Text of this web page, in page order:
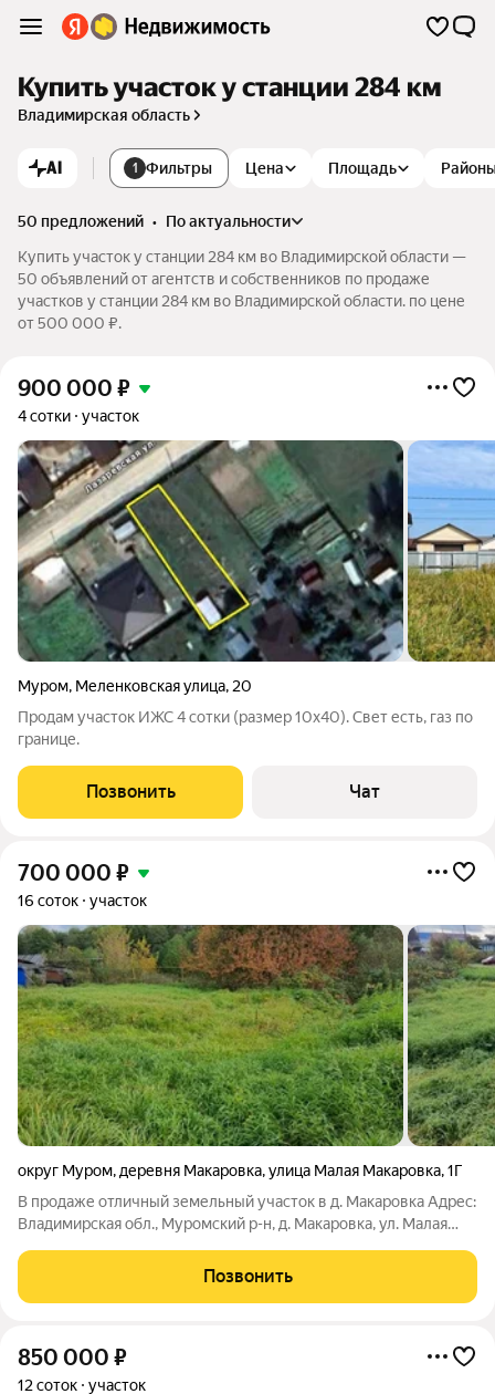
Купить участок у станции 284 км
Владимирская область
AI 1 Фильтры Цена Площадь
50 предложений •
по актуальности
Купить участок у станции 284 км во Владимирской области —
50 объявлений от агентств и собственников по продаже
участков у станции 284 км во Владимирской области. по цене
от 500 000 ₽.
900 000 ₽
4 сотки участок
Муром, Меленковская улица, 20
Продам участок ИЖС 4 сотки (размер 10х40). Свет есть, газ по
границе.
Позвонить Чат
700 000 ₽
16 соток участок
округ Муром, деревня Макаровка,улица Малая Макаровка,1Г
В продаже отличный земельный участок в д. Макаровка Адрес:
Владимирская обл., Муромский р-н, д. Макаровка, ул. Малая
Электричество рядом
Позвонить
850 000 ₽
12 соток участок